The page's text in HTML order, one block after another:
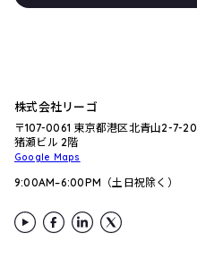
株式会社リーゴ
〒107-0061 東京都港区北青山2-7-20
猪瀬ビル 2階
Google Maps
9:00AM–6:00PM（土日祝除く）